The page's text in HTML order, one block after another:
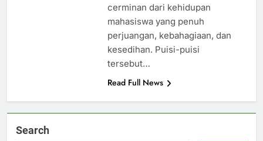
cerminan dari kehidupan
mahasiswa yang penuh
perjuangan, kebahagiaan, dan
kesedihan. Puisi-puisi
tersebut…
Read Full News
Search